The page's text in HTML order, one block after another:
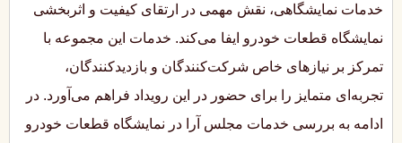
خدمات نمایشگاهی، نقش مهمی در ارتقای کیفیت و اثربخشی
نمایشگاه قطعات خودرو ایفا می‌کند. خدمات این مجموعه با
تمرکز بر نیازهای خاص شرکت‌کنندگان و بازدیدکنندگان،
تجربه‌ای متمایز را برای حضور در این رویداد فراهم می‌آورد. در
ادامه به بررسی خدمات مجلس‌ آرا در نمایشگاه قطعات خودرو